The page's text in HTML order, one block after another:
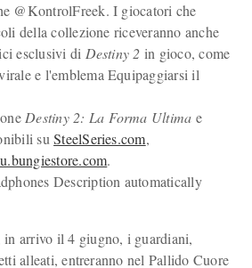
@KontrolFreek. I giocatori che
della collezione riceveranno anche
esclusivi di Destiny 2 in gioco, come
e l'emblema Equipaggiarsi il
Destiny 2: La Forma Ultima e
suSteelSeries.com,
.
in arrivo il 4 giugno, i guardiani,
alleati, entreranno nel Pallido Cuore